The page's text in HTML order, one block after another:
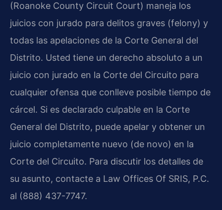
(Roanoke County Circuit Court) maneja los
juicios con jurado para delitos graves (felony) y
todas las apelaciones de la Corte General del
Distrito. Usted tiene un derecho absoluto a un
juicio con jurado en la Corte del Circuito para
cualquier ofensa que conlleve posible tiempo de
cárcel. Si es declarado culpable en la Corte
General del Distrito, puede apelar y obtener un
juicio completamente nuevo (de novo) en la
Corte del Circuito. Para discutir los detalles de
su asunto, contacte a Law Offices Of SRIS, P.C.
al (888) 437-7747.